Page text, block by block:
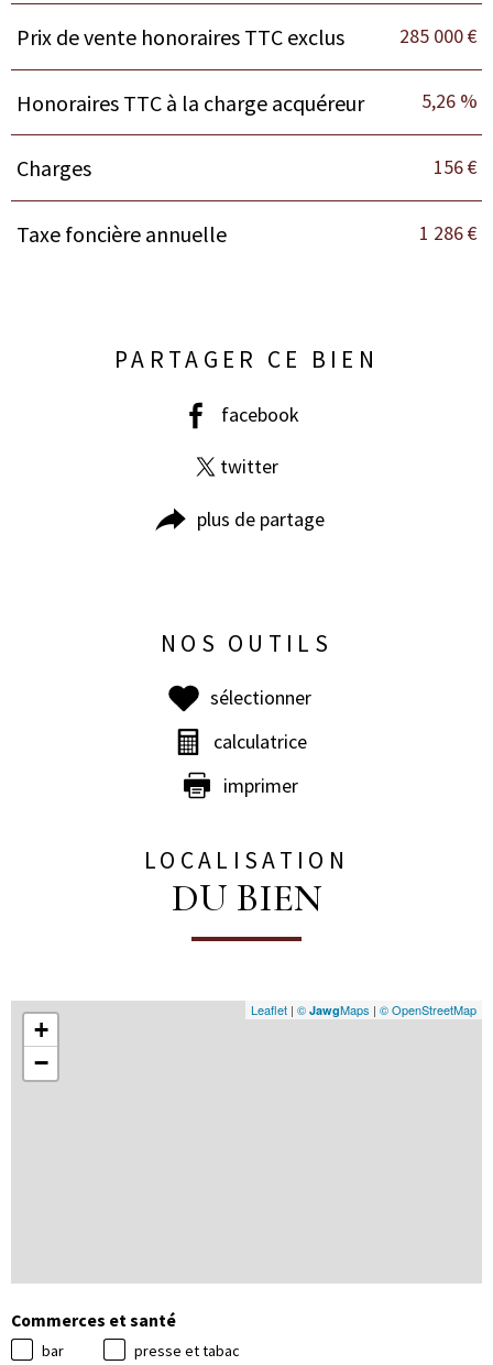
Prix de vente honoraires TTC exclus 285 000 €
Honoraires TTC à la charge acquéreur 5,26 %
Charges 156 €
Taxe foncière annuelle 1 286 €
PARTAGER CE BIEN
facebook
twitter
plus de partage
NOS OUTILS
sélectionner
calculatrice
imprimer
LOCALISATION
DU BIEN
+
−
Leaflet | © JawgMaps | © OpenStreetMap
Commerces et santé
bar presse et tabac